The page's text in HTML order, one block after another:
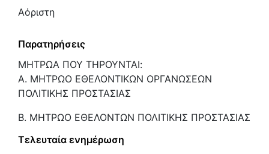
Αόριστη
Παρατηρήσεις
ΜΗΤΡΩΑ ΠΟΥ ΤΗΡΟΥΝΤΑΙ:
Α. ΜΗΤΡΩΟ ΕΘΕΛΟΝΤΙΚΩΝ ΟΡΓΑΝΩΣΕΩΝ
ΠΟΛΙΤΙΚΗΣ ΠΡΟΣΤΑΣΙΑΣ
Β. ΜΗΤΡΩΟ ΕΘΕΛΟΝΤΩΝ ΠΟΛΙΤΙΚΗΣ ΠΡΟΣΤΑΣΙΑΣ
Τελευταία ενημέρωση